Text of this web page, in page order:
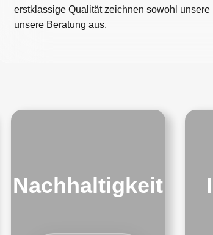
erstklassige Qualität zeichnen sowohl unsere
unsere Beratung aus.
Nachhaltigkeit